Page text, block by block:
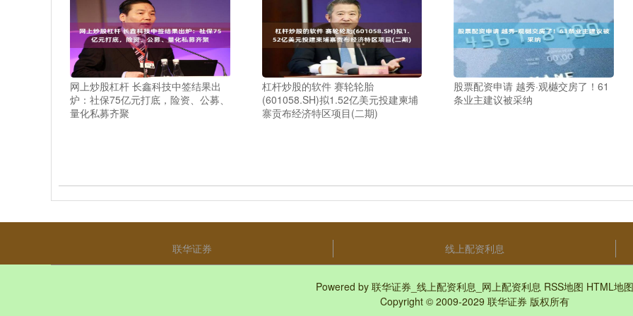
网上炒股杠杆 长鑫科技中签结果出
炉：社保75亿元打底，险资、公募、
量化私募齐聚
杠杆炒股的软件 赛轮轮胎
(601058.SH)拟1.52亿美元投建柬埔
寨贡布经济特区项目(二期)
股票配资申请 越秀·观樾交房了！61
条业主建议被采纳
联华证券 线上配资利息
Powered by 联华证券_线上配资利息_网上配资利息 RSS地图 HTML地图
Copyright © 2009-2029 联华证券 版权所有